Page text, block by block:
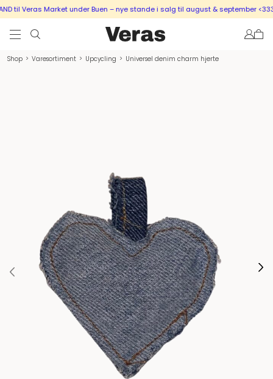
til Veras Market under Buen – nye stande i salg til august & september <333
Shop > Varesortiment > Upcycling > Universel denim charm hjerte